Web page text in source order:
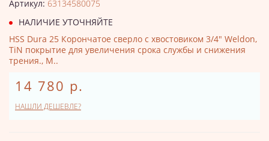
Артикул: 63134580075
НАЛИЧИЕ УТОЧНЯЙТЕ
HSS Dura 25 Корончатое сверло с хвостовиком 3/4" Weldon,
TiN покрытие для увеличения срока службы и снижения
трения., М..
14 780 р.
НАШЛИ ДЕШЕВЛЕ?